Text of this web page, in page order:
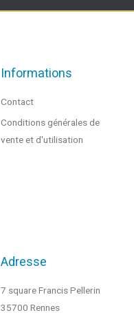
Informations
Contact
Conditions générales de
vente et d'utilisation
Adresse
7 square Francis Pellerin
35700 Rennes